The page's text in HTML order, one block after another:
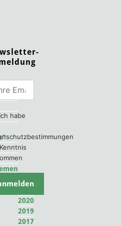
2022
2020
2019
2017
Ich habe